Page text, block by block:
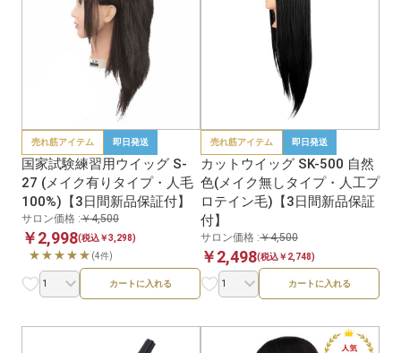
売れ筋アイテム 即日発送
国家試験練習用ウイッグ S-
27 (メイク有りタイプ・人毛
100%)【3日間新品保証付】
サロン価格 :￥4,500
￥2,998(税込￥3,298)
★★★★★ (4件)
カートに入れる
売れ筋アイテム 即日発送
カットウイッグ SK-500 自然
色(メイク無しタイプ・人工プ
ロテイン毛)【3日間新品保証
付】
サロン価格 :￥4,500
￥2,498(税込￥2,748)
カートに入れる